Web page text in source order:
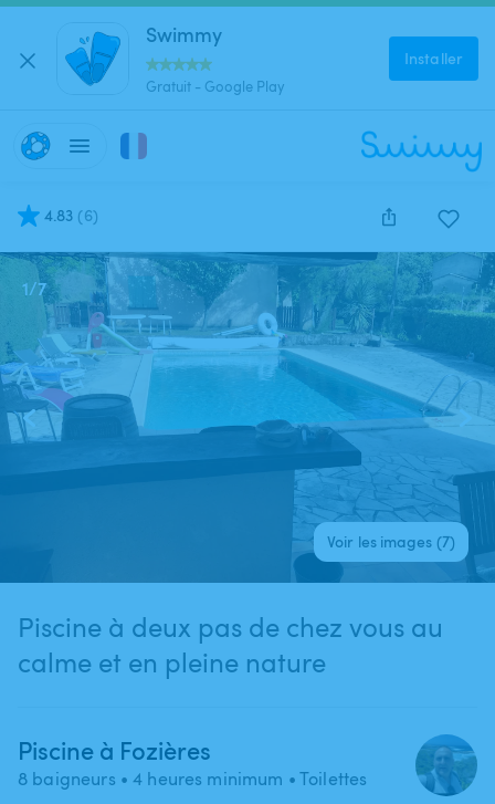
Swimmy
Gratuit - Google Play
Installer
4.83 (6)
1/7
Voir les images (7)
Piscine à deux pas de chez vous au
calme et en pleine nature
Piscine à Fozières
8 baigneurs • 4 heures minimum • Toilettes